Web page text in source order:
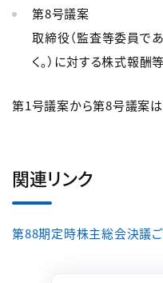
第8号議案
取締役（監査等委員で
く。）に対する株式報
第1号議案から第8号議案は
関連リンク
第88期定時株主総会決議